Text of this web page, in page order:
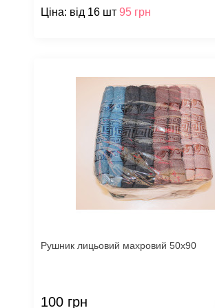
Ціна: від 16 шт 95 грн
Рушник лицьовий махровий 50х90
100 грн